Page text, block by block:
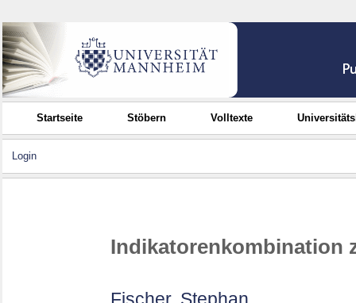
Startseite Stöbern Volltexte
Login
Indikatorenkombination